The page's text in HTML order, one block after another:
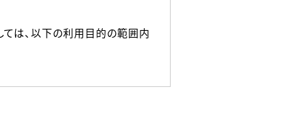
ては、以下の利用目的の範囲内